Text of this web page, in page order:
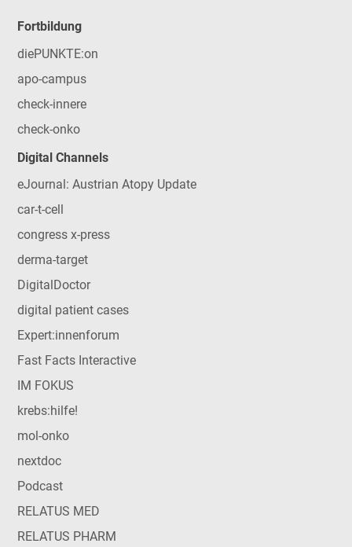
Fortbildung
diePUNKTE:on
apo-campus
check-innere
check-onko
Digital Channels
eJournal: Austrian Atopy Update
car-t-cell
congress x-press
derma-target
DigitalDoctor
digital patient cases
Expert:innenforum
Fast Facts Interactive
IM FOKUS
krebs:hilfe!
mol-onko
nextdoc
Podcast
RELATUS MED
RELATUS PHARM